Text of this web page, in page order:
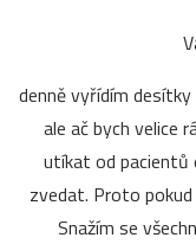
denně vyřídím
ale ač bych velice
utíkat od pacientů
zvedat. Proto
Snažím se